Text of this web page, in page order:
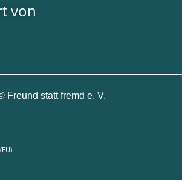
von
Freund statt fremd e. V.